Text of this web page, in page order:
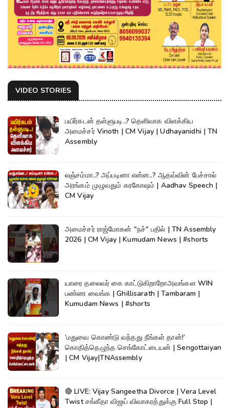
VIDEO STORIES
பயிர்கடன் தள்ளுபடி..? தெளிவாக விளக்கிய
அமைச்சர் Vinoth | CM Vijay | Udhayanidhi | TN
Assembly
லஞ்சம்மா..? அப்படினா என்ன..? ஆதவ்வின் பேச்சால்
அரங்கம் முழுவதும் கரகோஷம் | Aadhav Speech |
CM Vijay
அமைச்சர் ராஜ்மோகன் "நச்" பதில் | TN Assembly
2026 | CM Vijay | Kumudam News | #shorts
யாரை தலைவர் கை காட்டுகிறாறோஅவங்கள WIN
பண்ண வைங்க | Ghillisarath | Tambaram |
Kumudam News | #shorts
‘மதுவை கொண்டு வந்தது நீங்கள் தான்!’
கொதித்தெழுந்த செங்கோட்டையன் | Sengottaiyan
| CM Vijay|TNAssembly
🔴 LIVE: Vijay Sangeetha Divorce | Vera Level
Twist சங்கீதா விஜய் விவாகரத்துக்கு Full Stop |